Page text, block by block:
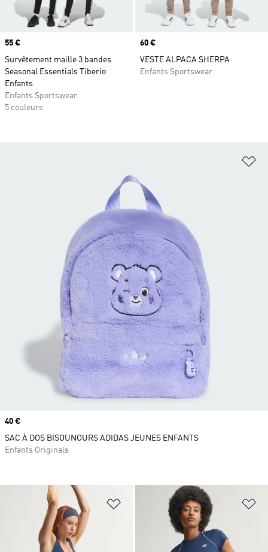
Prix
55 €
Survêtement maille 3 bandes
Seasonal Essentials Tiberio
Enfants
Enfants Sportswear
5 couleurs
Prix
60 €
VESTE ALPACA SHERPA
Enfants Sportswear
Ajouter à la Liste de produits
Prix
40 €
SAC À DOS BISOUNOURS ADIDAS JEUNES ENFANTS
Enfants Originals